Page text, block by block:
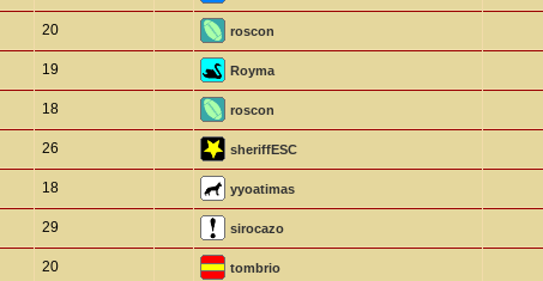
20 roscon
19 Royma
18 roscon
26 sheriffESC
18 yyoatimas
29 sirocazo
20 tombrio